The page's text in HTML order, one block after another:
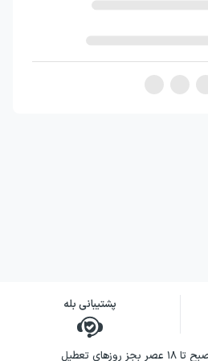
به جای آن‌که مسیر
ساده و بی‌دردسر نشان
قرار می‌دهند که باید
و مواجهه با آن‌ها انتخاب
را قابل‌دنبال‌کردن
پشتیبانی بله